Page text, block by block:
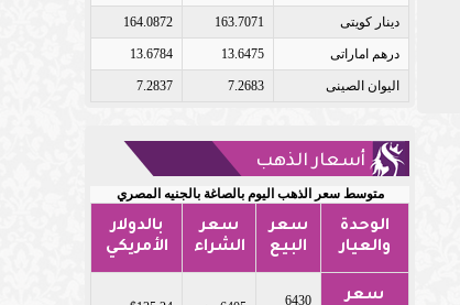
دينار كويتى 163.7071
164.0872
درهم اماراتى 13.6475
13.6784
اليوان الصينى 7.2683
7.2837
أسعار الذهب
متوسط سعر الذهب اليوم بالصاغة بالجنيه المصري
الوحدة
والعيار
سعر
البيع
سعر
الشراء
بالدولار
الأمريكي
سعر
6430